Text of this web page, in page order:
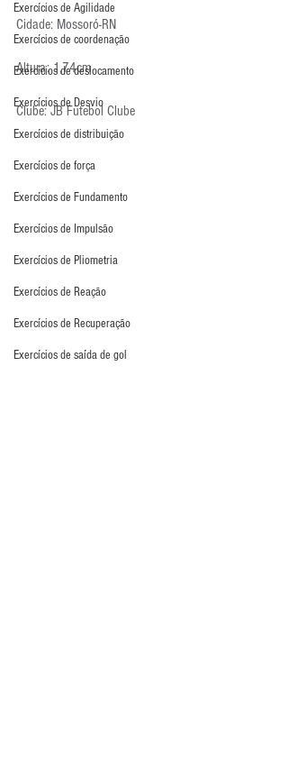
Exercícios de Agilidade
Exercícios de coordenação
Exercícios de deslocamento
Exercícios de Desvio
Exercícios de distribuição
Exercícios de força
Exercícios de Fundamento
Exercícios de Impulsão
Exercícios de Pliometria
Exercícios de Reação
Exercícios de Recuperação
Exercícios de saída de gol
Cidade: Mossoró-RN
Altura: 1,74cm
Clube: JB Futebol Clube